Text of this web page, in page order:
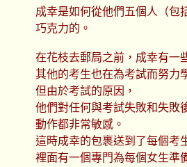
成幸是如何從他們五個人（包
巧克力的。
在花枝去郵局之前，成幸有一
其他的考生也在為考試而努力
但由於考試的原因，
他們對任何與考試失敗和失敗
動作都非常敏感。
這時成幸的包裹送到了每個考
裡面有一個專門為每個女生準